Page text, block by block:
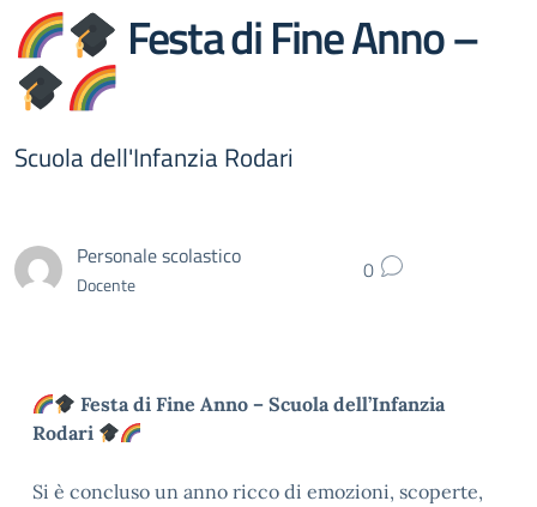
Festa di Fine Anno –
Scuola dell'Infanzia Rodari
Personale scolastico
Docente 0
Festa di Fine Anno – Scuola dell’Infanzia
Rodari
Si è concluso un anno ricco di emozioni, scoperte,